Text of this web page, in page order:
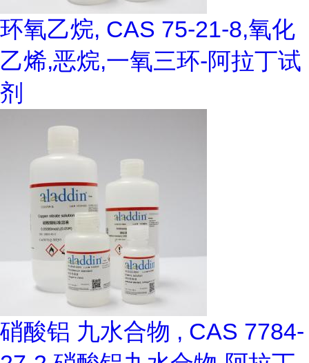
环氧乙烷, CAS 75-21-8,氧化
乙烯,恶烷,一氧三环-阿拉丁试
剂
硝酸铝 九水合物 , CAS 7784-